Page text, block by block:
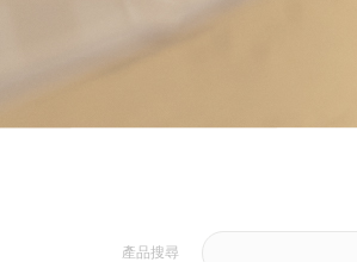
產品搜尋